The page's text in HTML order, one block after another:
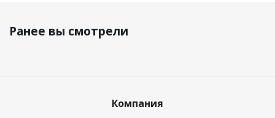
Ранее вы смотрели
Компания